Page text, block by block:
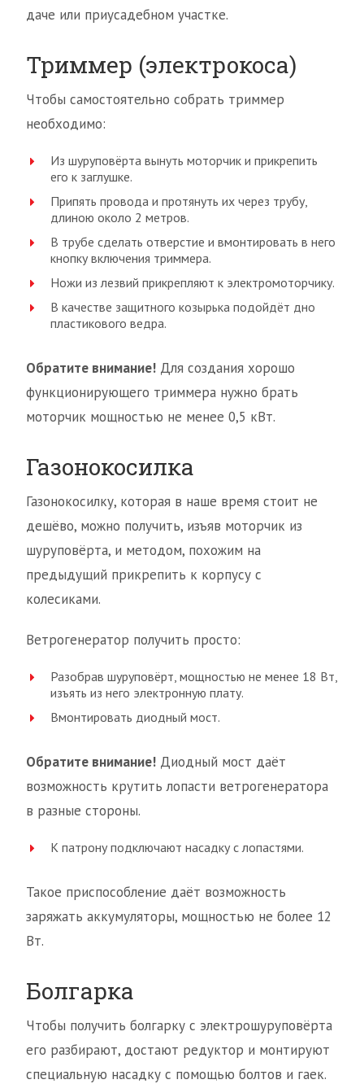
даче или приусадебном участке.
Триммер (электрокоса)
Чтобы самостоятельно собрать триммер
необходимо:
Из шуруповёрта вынуть моторчик и прикрепить
его к заглушке.
Припять провода и протянуть их через трубу,
длиною около 2 метров.
В трубе сделать отверстие и вмонтировать в него
кнопку включения триммера.
Ножи из лезвий прикрепляют к электромоторчику.
В качестве защитного козырька подойдёт дно
пластикового ведра.
Обратите внимание! Для создания хорошо
функционирующего триммера нужно брать
моторчик мощностью не менее 0,5 кВт.
Газонокосилка
Газонокосилку, которая в наше время стоит не
дешёво, можно получить, изъяв моторчик из
шуруповёрта, и методом, похожим на
предыдущий прикрепить к корпусу с
колесиками.
Ветрогенератор получить просто:
Разобрав шуруповёрт, мощностью не менее 18 Вт,
изъять из него электронную плату.
Вмонтировать диодный мост.
Обратите внимание! Диодный мост даёт
возможность крутить лопасти ветрогенератора
в разные стороны.
К патрону подключают насадку с лопастями.
Такое приспособление даёт возможность
заряжать аккумуляторы, мощностью не более 12
Вт.
Болгарка
Чтобы получить болгарку с электрошуруповёрта
его разбирают, достают редуктор и монтируют
специальную насадку с помощью болтов и гаек.